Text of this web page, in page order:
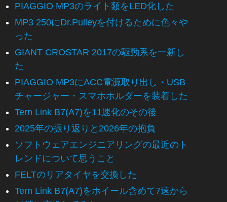
PIAGGIO MP3のライト類をLED化した
MP3 250にDr.Pulleyを付けるために色々や
った
GIANT CROSTAR 2017の駆動系を一新し
た
PIAGGIO MP3にACC電源取り出し・USB
チャージャー・スマホホルダーを装着した
Tern Link B7(A7)を11速化のその後
2025年の振り返りと2026年の抱負
ソフトウェアエンジニアリングの最近のト
レンドについて思うこと
FELTのリアタイヤを交換した
Tern Link B7(A7)をホイール含めて7速から